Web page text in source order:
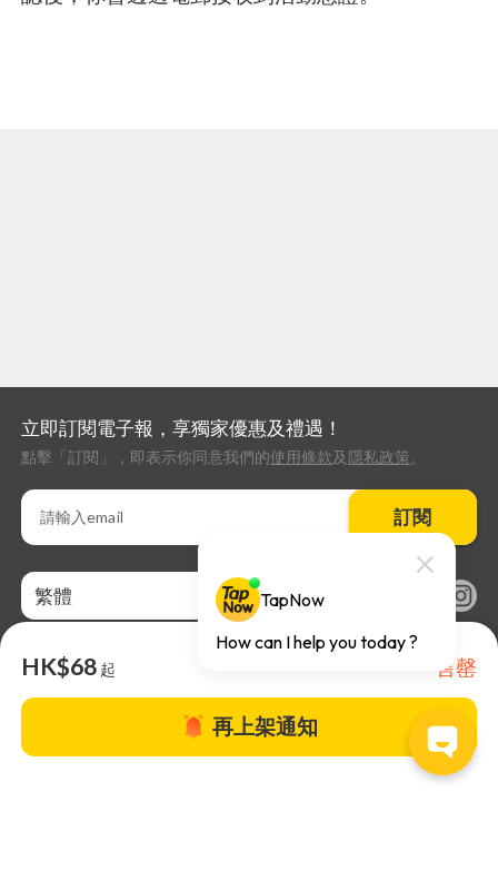
HK$68 起 售罄
再上架通知
立即訂閱電子報，享獨家優惠及禮遇！
點擊「訂閱」，即表示你同意我們的使用條款及 隱私政策。
訂閱
繁體
關於TapNow |TapNow Blog |加入成為合作夥伴|網站條款 |幫助